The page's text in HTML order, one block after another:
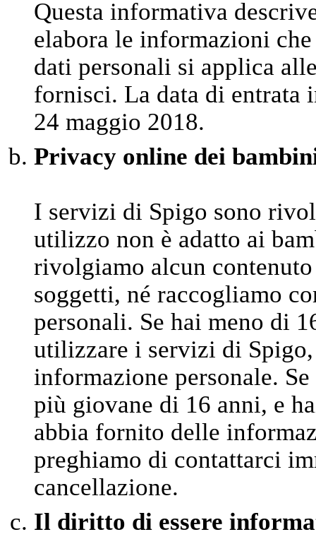
Questa informativa
elabora le informazioni
dati personali si applica
fornisci. La data di entrata
24 maggio 2018.
Privacy online dei
I servizi di Spigo sono
utilizzo non è adatto ai
rivolgiamo alcun
soggetti, né raccogliamo
personali. Se hai meno di
utilizzare i servizi di
informazione personale.
più giovane di 16 anni, e
abbia fornito delle
preghiamo di contattarci
cancellazione.
Il diritto di essere